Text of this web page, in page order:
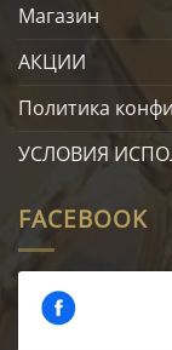
Магазин
АКЦИИ
Политика
УСЛОВИЯ
FACEBOOK